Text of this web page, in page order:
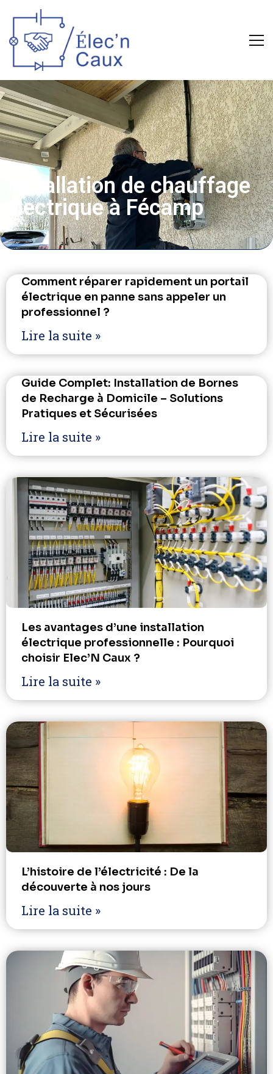
Installation de chauffage
électrique à Fécamp
Comment réparer rapidement un portail
électrique en panne sans appeler un
professionnel ?
Lire la suite »
Guide Complet: Installation de Bornes
de Recharge à Domicile – Solutions
Pratiques et Sécurisées
Lire la suite »
Les avantages d’une installation
électrique professionnelle : Pourquoi
choisir Elec’N Caux ?
Lire la suite »
L’histoire de l’électricité : De la
découverte à nos jours
Lire la suite »